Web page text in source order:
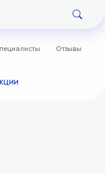
Отзывы